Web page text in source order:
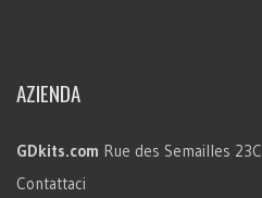
AZIENDA
GDkits.com Rue des Semailles 23C
Contattaci